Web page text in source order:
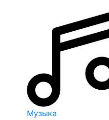
Музыка